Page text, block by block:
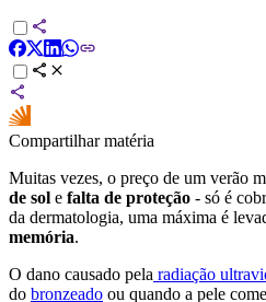
Compartilhar matéria
Muitas vezes, o preço de um verão
de sol e falta de proteção - só é
da dermatologia, uma máxima é
memória.
O dano causado pela radiação
do bronzeado ou quando a pele